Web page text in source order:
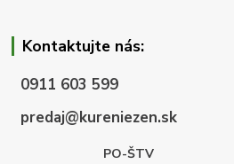
Kontaktujte nás:
0911 603 599
predaj@kureniezen.sk
PO-ŠTV